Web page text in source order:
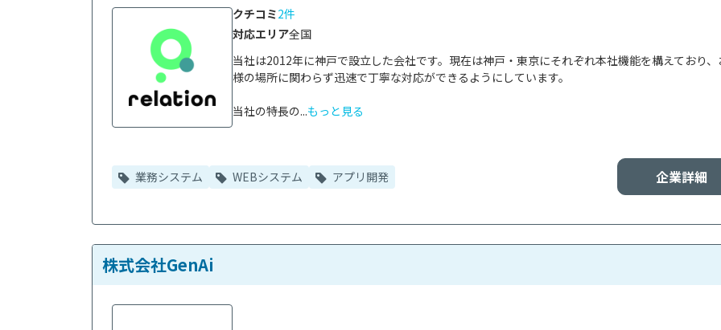
当社は2012年に神戸で設立した会社です。現在は神戸・東京にそれぞれ本社機能を構えており、
様の場所に関わらず迅速で丁寧な対応ができるようにしています。
当社の特長の...もっと見る
クチコミ2件
対応エリア全国
企業詳細
業務システム WEBシステム アプリ開発
株式会社GenAi